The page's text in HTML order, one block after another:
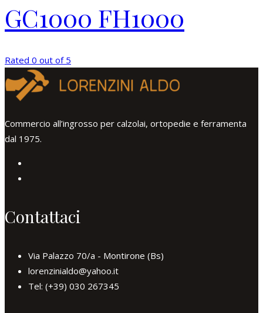
GC1000 FH1000
Rated 0 out of 5
Commercio all’ingrosso per calzolai, ortopedie e ferramenta
dal 1975.
Contattaci
Via Palazzo 70/a - Montirone (Bs)
lorenzinialdo@yahoo.it
Tel: (+39) 030 267345